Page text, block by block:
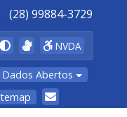
(28) 99884-3729
NVDA
Dados Abertos